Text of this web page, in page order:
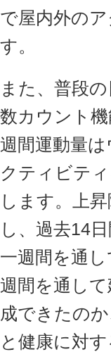
で屋内外の
す。
また、普段
数カウント機
週間運動量
クティビテ
します。上
し、過去14
一週間を通
週間を通し
成できたの
と健康に対